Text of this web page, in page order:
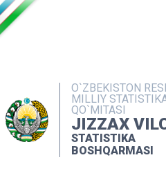
O`ZBEKISTON
MILLIY
QO`MITASI
JIZZAX
STATISTIKA
BOSHQARMASI
INTERAKTIV
MATBUOT